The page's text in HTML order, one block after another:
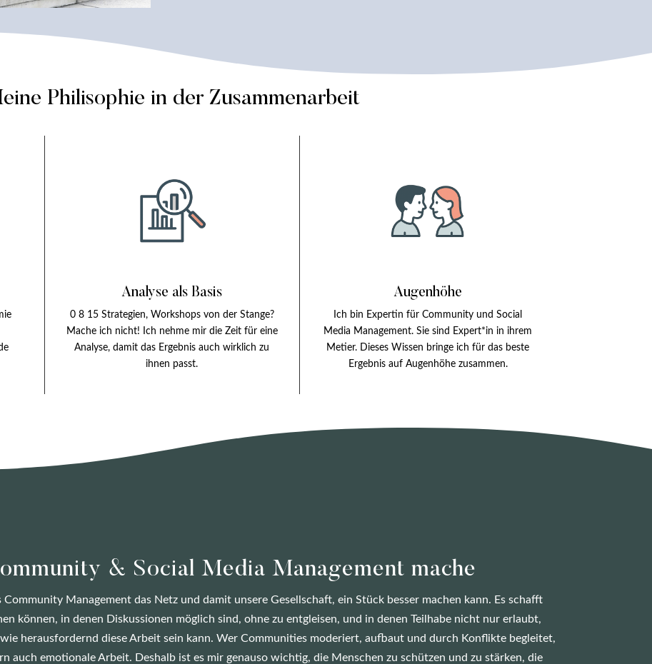
Philisophie in der Zusammenarbeit
Analyse als Basis
0 8 15 Strategien, Workshops von der Stange?
Mache ich nicht! Ich nehme mir die Zeit für eine
Analyse, damit das Ergebnis auch wirklich zu
ihnen passt.
Augenhöhe
Ich bin Expertin für Community und Social
Media Management. Sie sind Expert*in in ihrem
Metier. Dieses Wissen bringe ich für das beste
Ergebnis auf Augenhöhe zusammen.
& Social Media Management mache
Management das Netz und damit unsere Gesellschaft, ein Stück besser machen kann. Es schafft
können, in denen Diskussionen möglich sind, ohne zu entgleisen, und in denen Teilhabe nicht nur erlaubt,
herausfordernd diese Arbeit sein kann. Wer Communities moderiert, aufbaut und durch Konflikte begleitet,
auch emotionale Arbeit. Deshalb ist es mir genauso wichtig, die Menschen zu schützen und zu stärken, die